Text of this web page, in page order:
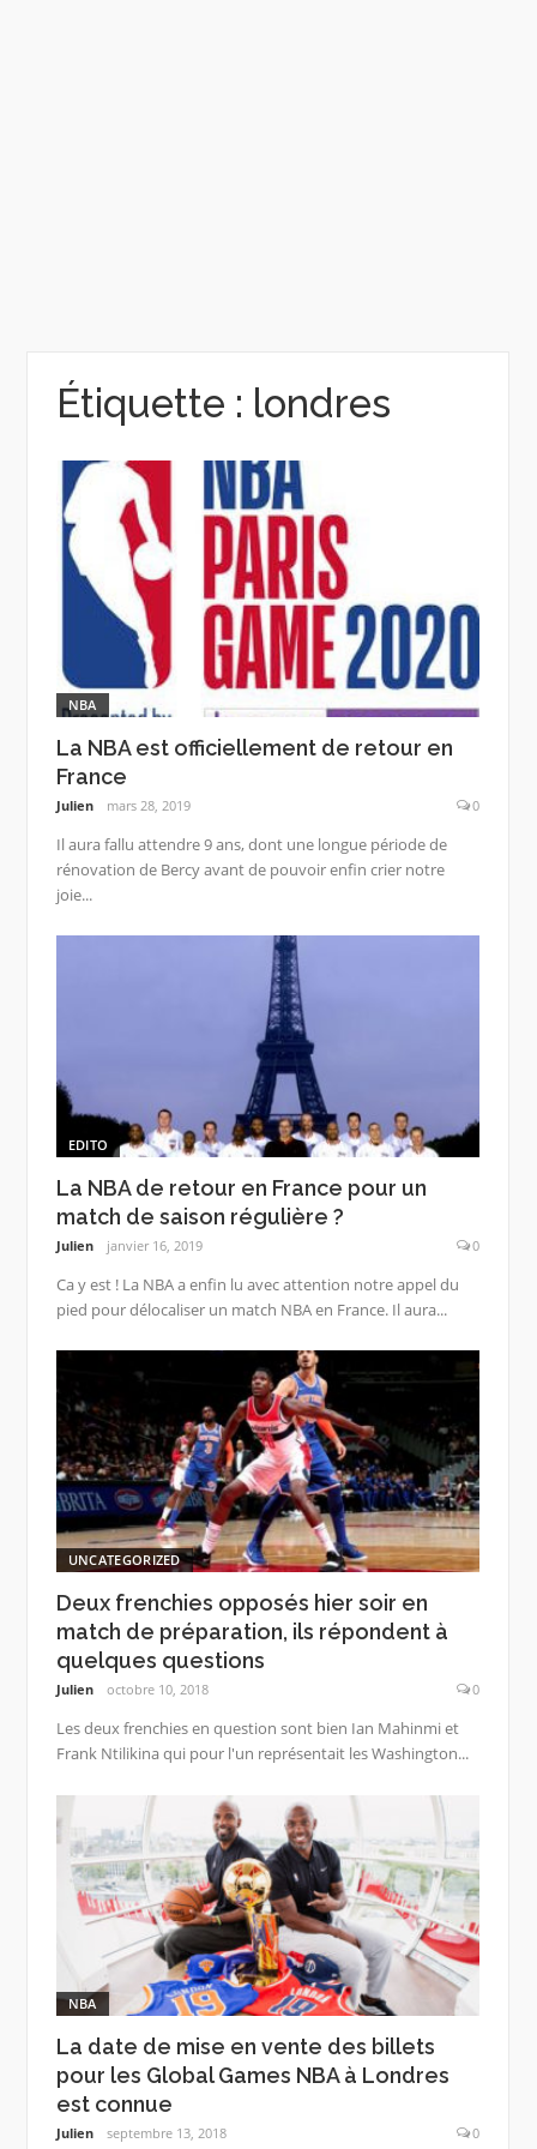
Étiquette : londres
NBA
La NBA est officiellement de retour en
France
Julien mars 28, 2019 0
Il aura fallu attendre 9 ans, dont une longue période de
rénovation de Bercy avant de pouvoir enfin crier notre
joie...
EDITO
La NBA de retour en France pour un
match de saison régulière ?
Julien janvier 16, 2019 0
Ca y est ! La NBA a enfin lu avec attention notre appel du
pied pour délocaliser un match NBA en France. Il aura...
UNCATEGORIZED
Deux frenchies opposés hier soir en
match de préparation, ils répondent à
quelques questions
Julien octobre 10, 2018 0
Les deux frenchies en question sont bien Ian Mahinmi et
Frank Ntilikina qui pour l'un représentait les Washington...
NBA
La date de mise en vente des billets
pour les Global Games NBA à Londres
est connue
Julien septembre 13, 2018 0